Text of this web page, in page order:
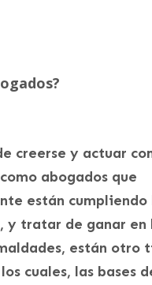
creerse y actuar
abogados que
están cumpliendo
y tratar de ganar en
están otro
cuales, las bases